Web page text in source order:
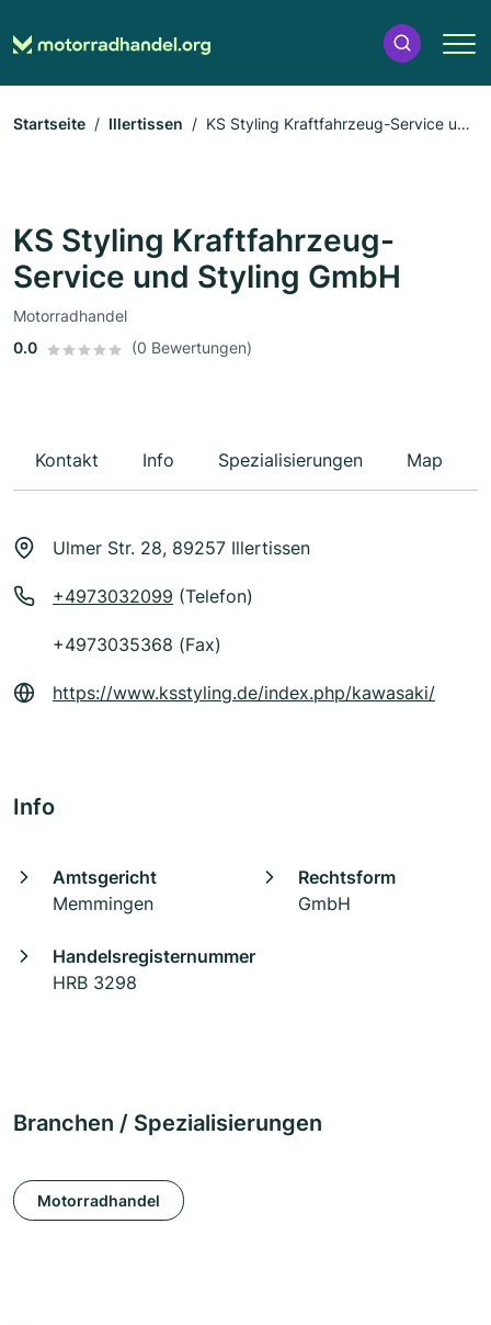
Startseite Illertissen
KS Styling Kraftfahrzeug-Service und
KS Styling Kraftfahrzeug-
Service und Styling GmbH
Motorradhandel
0.0
(0 Bewertungen)
Kontakt Info Spezialisierungen Map
Ulmer Str. 28, 89257 Illertissen
+4973032099 (Telefon)
+4973035368 (Fax)
https://www.ksstyling.de/index.php/kawasaki/
Info
Amtsgericht
Memmingen
Rechtsform
GmbH
Handelsregisternummer
HRB 3298
Branchen / Spezialisierungen
Motorradhandel